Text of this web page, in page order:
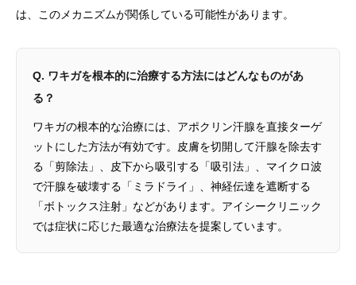
は、このメカニズムが関係している可能性があります。
Q. ワキガを根本的に治療する方法にはどんなものがあ
る？
ワキガの根本的な治療には、アポクリン汗腺を直接ターゲ
ットにした方法が有効です。皮膚を切開して汗腺を除去す
る「剪除法」、皮下から吸引する「吸引法」、マイクロ波
で汗腺を破壊する「ミラドライ」、神経伝達を遮断する
「ボトックス注射」などがあります。アイシークリニック
では症状に応じた最適な治療法を提案しています。